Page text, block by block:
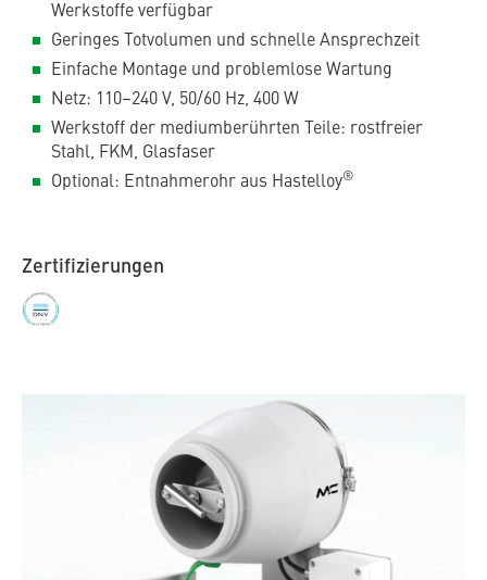
Werkstoffe verfügbar
Geringes Totvolumen und schnelle Ansprechzeit
Einfache Montage und problemlose Wartung
Netz: 110–240 V, 50/60 Hz, 400 W
Werkstoff der mediumberührten Teile: rostfreier
Stahl, FKM, Glasfaser
Optional: Entnahmerohr aus Hastelloy®
Zertifizierungen